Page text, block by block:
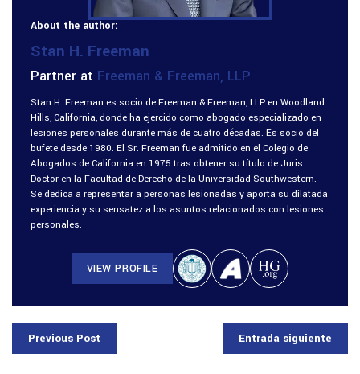
About the author:
Stan H. Freeman
Partner at Freeman & Freeman, LLP
Stan H. Freeman es socio de Freeman & Freeman, LLP en Woodland
Hills, California, donde ha ejercido como abogado especializado en
lesiones personales durante más de cuatro décadas. Es socio del
bufete desde 1980. El Sr. Freeman fue admitido en el Colegio de
Abogados de California en 1975 tras obtener su título de Juris
Doctor en la Facultad de Derecho de la Universidad Southwestern.
Se dedica a representar a personas lesionadas y aporta su dilatada
experiencia y su sensatez a los asuntos relacionados con lesiones
personales.
VIEW PROFILE
Previous Post Entrada siguiente